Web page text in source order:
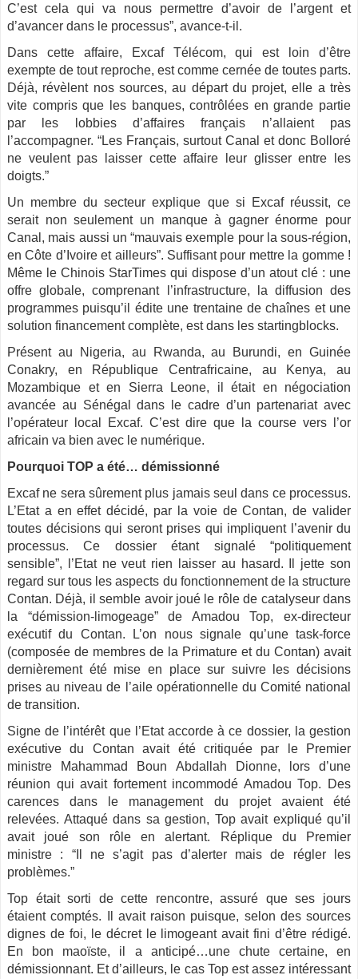
C’est cela qui va nous permettre d’avoir de l’argent et
d’avancer dans le processus”, avance-t-il.
Dans cette affaire, Excaf Télécom, qui est loin d’être
exempte de tout reproche, est comme cernée de toutes parts.
Déjà, révèlent nos sources, au départ du projet, elle a très
vite compris que les banques, contrôlées en grande partie
par les lobbies d’affaires français n’allaient pas
l’accompagner. “Les Français, surtout Canal et donc Bolloré
ne veulent pas laisser cette affaire leur glisser entre les
doigts.”
Un membre du secteur explique que si Excaf réussit, ce
serait non seulement un manque à gagner énorme pour
Canal, mais aussi un “mauvais exemple pour la sous-région,
en Côte d’Ivoire et ailleurs”. Suffisant pour mettre la gomme !
Même le Chinois StarTimes qui dispose d’un atout clé : une
offre globale, comprenant l’infrastructure, la diffusion des
programmes puisqu’il édite une trentaine de chaînes et une
solution financement complète, est dans les startingblocks.
Présent au Nigeria, au Rwanda, au Burundi, en Guinée
Conakry, en République Centrafricaine, au Kenya, au
Mozambique et en Sierra Leone, il était en négociation
avancée au Sénégal dans le cadre d’un partenariat avec
l’opérateur local Excaf. C’est dire que la course vers l’or
africain va bien avec le numérique.
Pourquoi TOP a été… démissionné
Excaf ne sera sûrement plus jamais seul dans ce processus.
L’Etat a en effet décidé, par la voie de Contan, de valider
toutes décisions qui seront prises qui impliquent l’avenir du
processus. Ce dossier étant signalé “politiquement
sensible”, l’Etat ne veut rien laisser au hasard. Il jette son
regard sur tous les aspects du fonctionnement de la structure
Contan. Déjà, il semble avoir joué le rôle de catalyseur dans
la “démission-limogeage” de Amadou Top, ex-directeur
exécutif du Contan. L’on nous signale qu’une task-force
(composée de membres de la Primature et du Contan) avait
dernièrement été mise en place sur suivre les décisions
prises au niveau de l’aile opérationnelle du Comité national
de transition.
Signe de l’intérêt que l’Etat accorde à ce dossier, la gestion
exécutive du Contan avait été critiquée par le Premier
ministre Mahammad Boun Abdallah Dionne, lors d’une
réunion qui avait fortement incommodé Amadou Top. Des
carences dans le management du projet avaient été
relevées. Attaqué dans sa gestion, Top avait expliqué qu’il
avait joué son rôle en alertant. Réplique du Premier
ministre : “Il ne s’agit pas d’alerter mais de régler les
problèmes.”
Top était sorti de cette rencontre, assuré que ses jours
étaient comptés. Il avait raison puisque, selon des sources
dignes de foi, le décret le limogeant avait fini d’être rédigé.
En bon maoïste, il a anticipé…une chute certaine, en
démissionnant. Et d’ailleurs, le cas Top est assez intéressant